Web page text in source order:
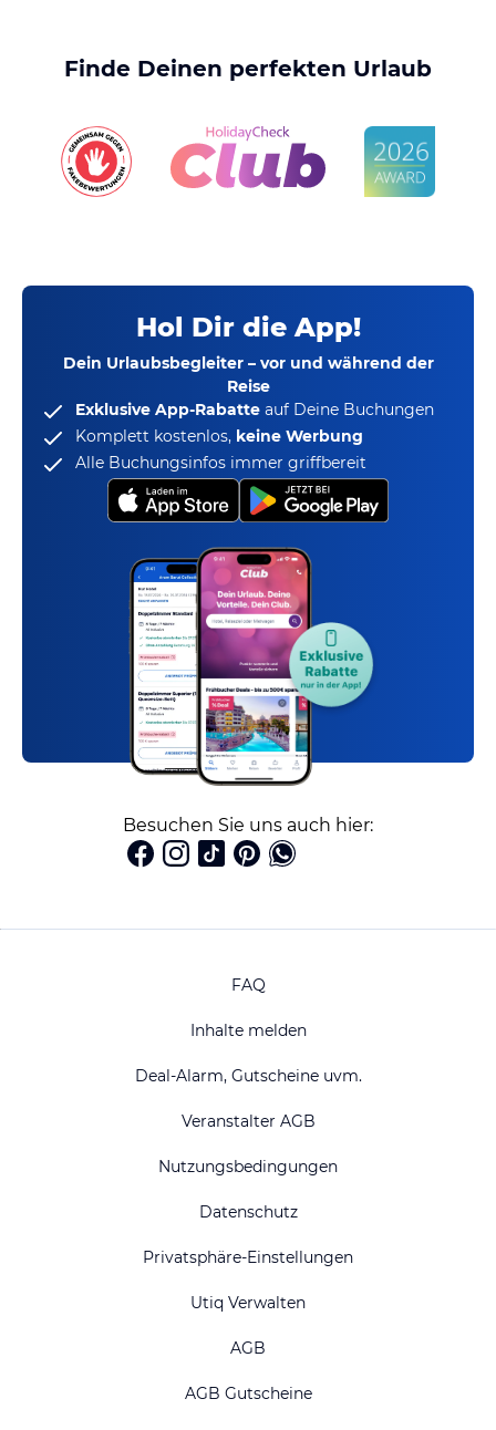
Finde Deinen perfekten Urlaub
Hol Dir die App!
Dein Urlaubsbegleiter – vor und während der
Reise
Exklusive App-Rabatte auf Deine Buchungen
Komplett kostenlos, keine Werbung
Alle Buchungsinfos immer griffbereit
Besuchen Sie uns auch hier:
FAQ
Inhalte melden
Deal-Alarm, Gutscheine uvm.
Veranstalter AGB
Nutzungsbedingungen
Datenschutz
Privatsphäre-Einstellungen
Utiq Verwalten
AGB
AGB Gutscheine